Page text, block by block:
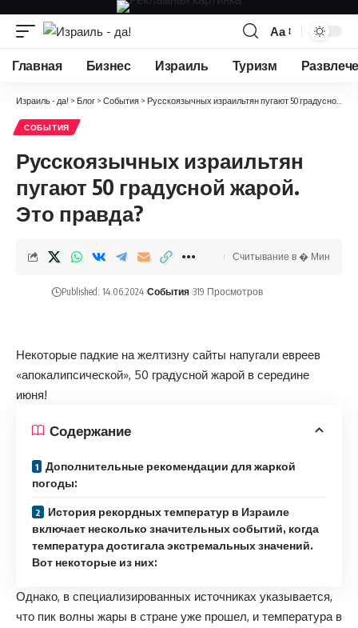
Изменение
размера
Аа
Главная Бизнес Израиль Туризм
Израиль - да! > Блог > События > Русскоязычных израильтян пугают 50 градусной жарой. Это правда?
СОБЫТИЯ
Русскоязычных израильтян
пугают 50 градусной жарой.
Это правда?
Published: 14.06.2024 События 319 Просмотров
Считывание в � Мин
Некоторые падкие на желтизну сайты напугали евреев
«апокалипсической», 50 градусной жарой в середине
июня!
Содержание
Дополнительные рекомендации для жаркой
погоды:
История рекордных температур в Израиле
включает несколько значительных событий, когда
температура достигала экстремальных значений.
Вот некоторые из них:
Однако, в специализированных источниках указывается,
что пик волны жары в стране уже прошел, и температура в